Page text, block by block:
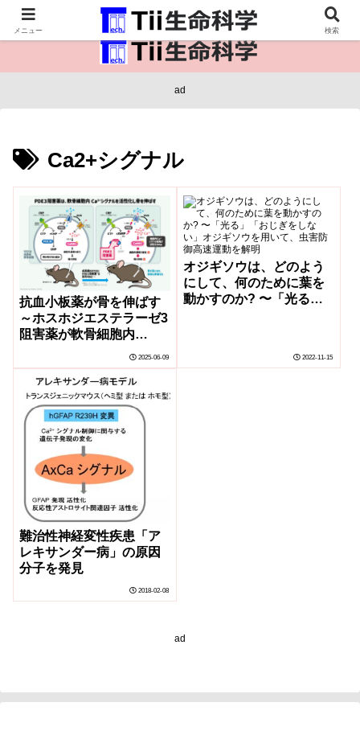
医療保健・生命・生物の情報インフラ。
ad
Ca2+シグナル
抗血小板薬が骨を伸ばす
～ホスホジエステラーゼ3
阻害薬が軟骨細胞内
Ca2+シグナルを活性化し
骨を伸ばすことを発見～
2025-06-09
オジギソウは、どのよう
にして、何のために葉を
動かすのか? 〜「光る」
2022-11-15
難治性神経変性疾患「ア
レキサンダー病」の原因
分子を発見
2018-02-08
ad
メニュー 検索